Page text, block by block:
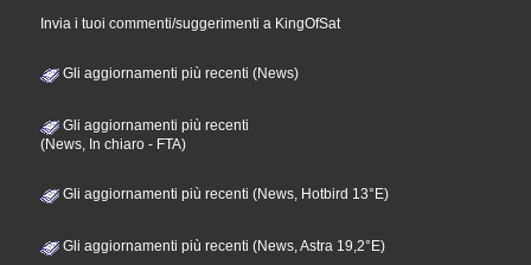
Invia i tuoi commenti/suggerimenti a KingOfSat
Gli aggiornamenti più recenti (News)
Gli aggiornamenti più recenti
(News, In chiaro - FTA)
Gli aggiornamenti più recenti (News, Hotbird 13°E)
Gli aggiornamenti più recenti (News, Astra 19,2°E)